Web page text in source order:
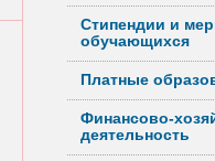
Стипендии и
обучающихся
Платные
Финансово-
деятельность